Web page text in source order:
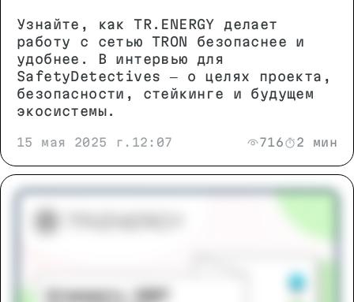
Узнайте, как TR.ENERGY делает
работу с сетью TRON безопаснее и
удобнее. В интервью для
SafetyDetectives — о целях проекта,
безопасности, стейкинге и будущем
экосистемы.
15 мая 2025 г. 12:07 716 2 мин